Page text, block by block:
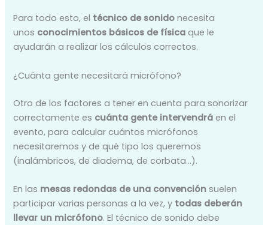
Para todo esto, el técnico de sonidonecesita
unos conocimientos básicos de físicaque le
ayudarán a realizar los cálculos correctos.
¿Cuánta gente necesitará micrófono?
Otro de los factores a tener en cuenta para sonorizar
correctamente es cuánta gente intervendráen el
evento, para calcular cuántos micrófonos
necesitaremos y de qué tipo los queremos
(inalámbricos, de diadema, de corbata…).
En las mesas redondas de una convención suelen
participar varias personas a la vez, y todas deberán
llevar un micrófono. El técnico de sonido debe